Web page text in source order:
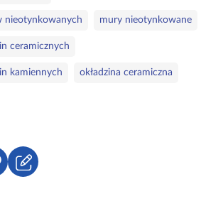
nieotynkowanych mury nieotynkowane
ceramicznych
kamiennych okładzina ceramiczna
Z